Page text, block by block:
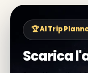
🏆 AI Trip
Scarica